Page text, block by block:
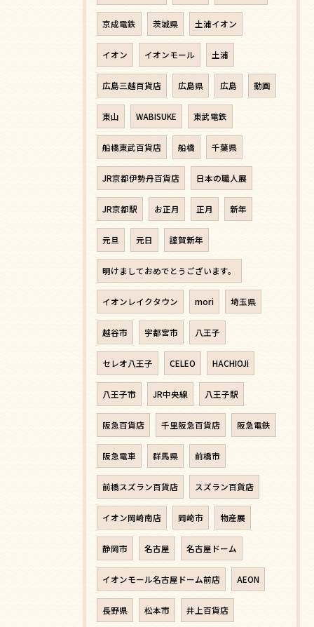
京成電鉄 茨城県 土浦イオン
イオン イオンモール 土浦
広島三越百貨店 広島県 広島 動画
東山 WABISUKE 東武電鉄
船橋東武百貨店 船橋 千葉県
JR京都伊勢丹百貨店 日本の職人展
JR京都駅 お正月 正月 新年
元旦 元日 謹賀新年
明けましておめでとうございます。
イオンレイクタウン mori 埼玉県
越谷市 宇都宮市 八王子
セレオ八王子 CELEO HACHIOJI
八王子市 JR中央線 八王子駅
阪急百貨店 千里阪急百貨店 阪急電鉄
阪急電車 群馬県 前橋市
前橋スズラン百貨店 スズラン百貨店
イオン岡崎南店 岡崎市 物産展
静岡市 名古屋 名古屋ドーム
イオンモール名古屋ドーム前店 AEON
長野県 松本市 井上百貨店